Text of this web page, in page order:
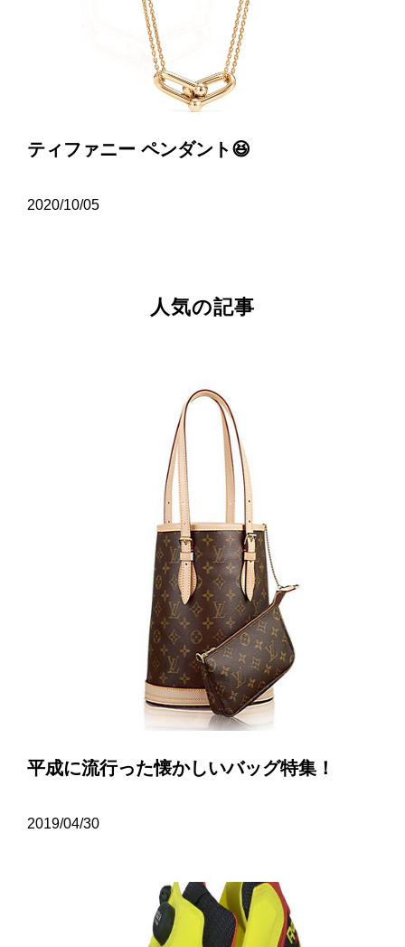
ティファニー ペンダント😆
2020/10/05
人気の記事
平成に流行った懐かしいバッグ特集！
2019/04/30